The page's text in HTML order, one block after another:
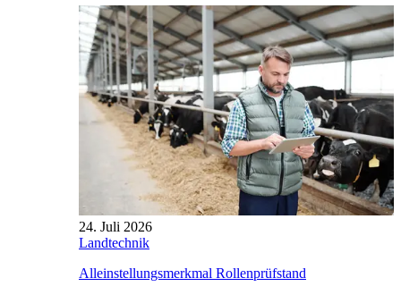
24. Juli 2026
Landtechnik
Alleinstellungsmerkmal Rollenprüfstand